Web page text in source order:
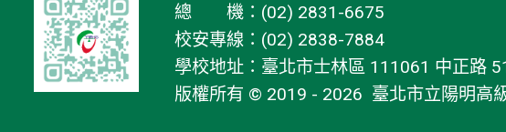
總 機：(02) 2831-6675
校安專線：(02) 2838-7884
學校地址：臺北市士林區 111061 中正路
版權所有 © 2019 - 2026 臺北市立陽明高